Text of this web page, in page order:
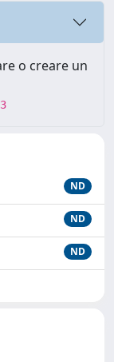
o creare un
ND
ND
ND